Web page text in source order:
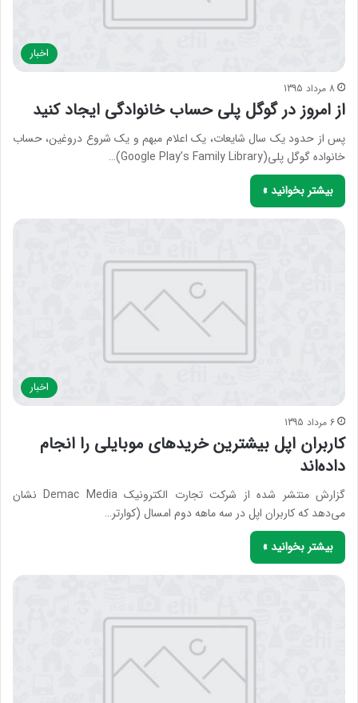
اخبار
8 مرداد 1395
از امروز در گوگل پلی حساب خانوادگی ایجاد کنید
پس از حدود یک سال شایعات، یک اعلام مبهم و یک شروع دروغین، حساب
خانواده گوگل پلی(Google Play’s Family Library)…
بیشتر بخوانید »
اخبار
6 مرداد 1395
کاربران اپل بیشترین خرید‌های موبایلی را انجام
داده‌اند
گزارش منتشر شده از شرکت تجارت الکترونیک Demac Media نشان
می‌دهد که کاربران اپل در سه‌ ماهه دوم امسال (کوارتر…
بیشتر بخوانید »